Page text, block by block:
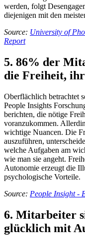
werden, folgt
diejenigen mit den
Source: University of
Report
5. 86% der
die Freiheit,
Oberflächlich betrachtet
People Insights
berichten, die nötige
voranzukommen.
wichtige Nuancen. Die
auszuführen,
welche Aufgaben am
wie man sie angeht.
Autonomie erzeugt die
psychologische Vorteile.
Source: People Insight -
6. Mitarbeiter
glücklich mit